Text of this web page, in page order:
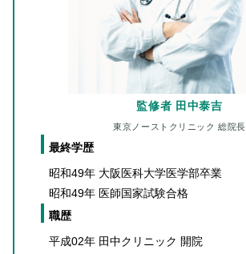
監修者 田中泰吉
東京ノーストクリニック 総院長
最終学歴
昭和49年 大阪医科大学医学部卒業
昭和49年 医師国家試験合格
職歴
平成02年 田中クリニック 開院